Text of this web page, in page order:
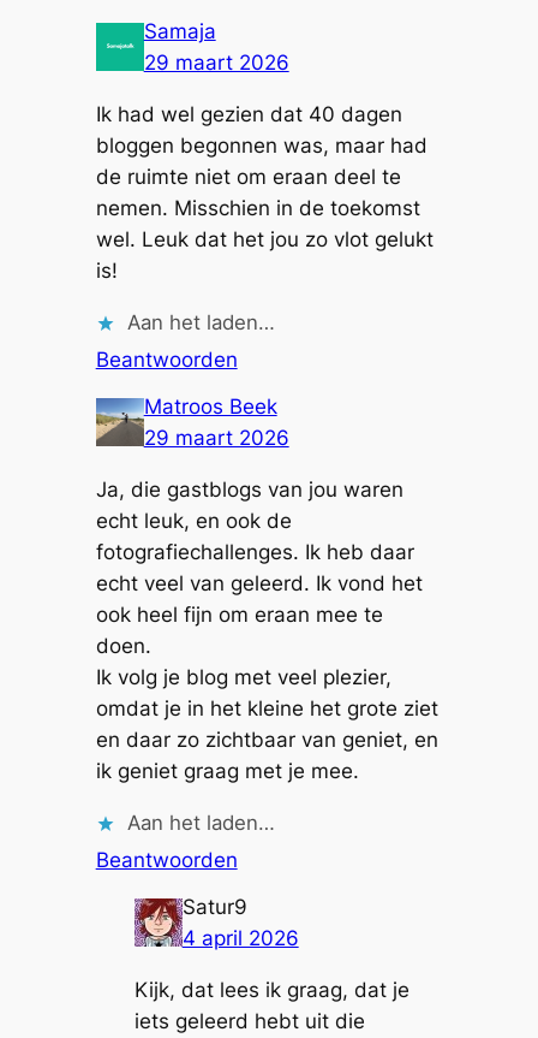
Samaja
29 maart 2026
Ik had wel gezien dat 40 dagen
bloggen begonnen was, maar had
de ruimte niet om eraan deel te
nemen. Misschien in de toekomst
wel. Leuk dat het jou zo vlot gelukt
is!
Aan het laden…
Beantwoorden
Matroos Beek
29 maart 2026
Ja, die gastblogs van jou waren
echt leuk, en ook de
fotografiechallenges. Ik heb daar
echt veel van geleerd. Ik vond het
ook heel fijn om eraan mee te
doen.
Ik volg je blog met veel plezier,
omdat je in het kleine het grote ziet
en daar zo zichtbaar van geniet, en
ik geniet graag met je mee.
Aan het laden…
Beantwoorden
Satur9
4 april 2026
Kijk, dat lees ik graag, dat je
iets geleerd hebt uit die